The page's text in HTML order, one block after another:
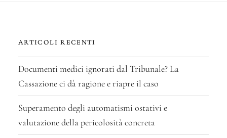
ARTICOLI RECENTI
Documenti medici ignorati dal Tribunale? La
Cassazione ci dà ragione e riapre il caso
Superamento degli automatismi ostativi e
valutazione della pericolosità concreta